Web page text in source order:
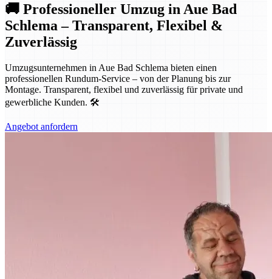
🚚 Professioneller Umzug in Aue Bad
Schlema – Transparent, Flexibel &
Zuverlässig
Umzugsunternehmen in Aue Bad Schlema bieten einen
professionellen Rundum-Service – von der Planung bis zur
Montage. Transparent, flexibel und zuverlässig für private und
gewerbliche Kunden. 🛠️
Angebot anfordern